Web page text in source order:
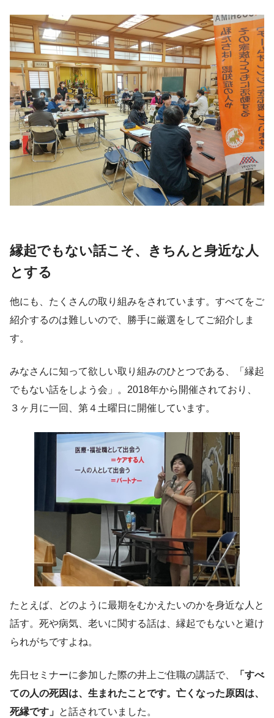
縁起でもない話こそ、きちんと身近な人
とする
他にも、たくさんの取り組みをされています。すべてをご
紹介するのは難しいので、勝手に厳選をしてご紹介しま
す。
みなさんに知って欲しい取り組みのひとつである、「縁起
でもない話をしよう会」。2018年から開催されており、
３ヶ月に一回、第４土曜日に開催しています。
たとえば、どのように最期をむかえたいのかを身近な人と
話す。死や病気、老いに関する話は、縁起でもないと避け
られがちですよね。
先日セミナーに参加した際の井上ご住職の講話で、
「すべ
ての人の死因は、生まれたことです。亡くなった原因は、
死縁です」 と話されていました。